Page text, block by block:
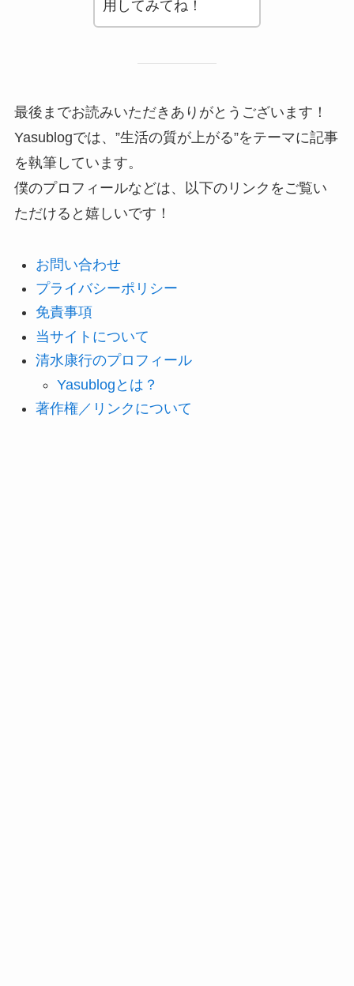
用してみてね！
最後までお読みいただきありがとうございます！
Yasublogでは、”生活の質が上がる”をテーマに記事
を執筆しています。
僕のプロフィールなどは、以下のリンクをご覧い
ただけると嬉しいです！
お問い合わせ
プライバシーポリシー
免責事項
当サイトについて
清水康行のプロフィール
Yasublogとは？
著作権／リンクについて